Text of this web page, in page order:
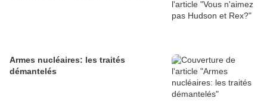
Armes nucléaires: les traités
démantelés